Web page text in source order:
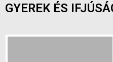
GYEREK ÉS